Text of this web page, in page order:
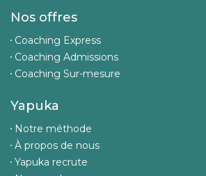
Nos offres
Coaching Express
Coaching Admissions
Coaching Sur-mesure
Yapuka
Notre méthode
À propos de nous
Yapuka recrute